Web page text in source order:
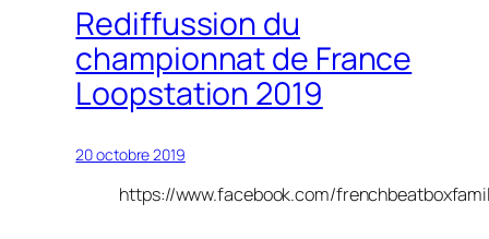
Rediffussion du
championnat de France
Loopstation 2019
20 octobre 2019
https://www.facebook.com/